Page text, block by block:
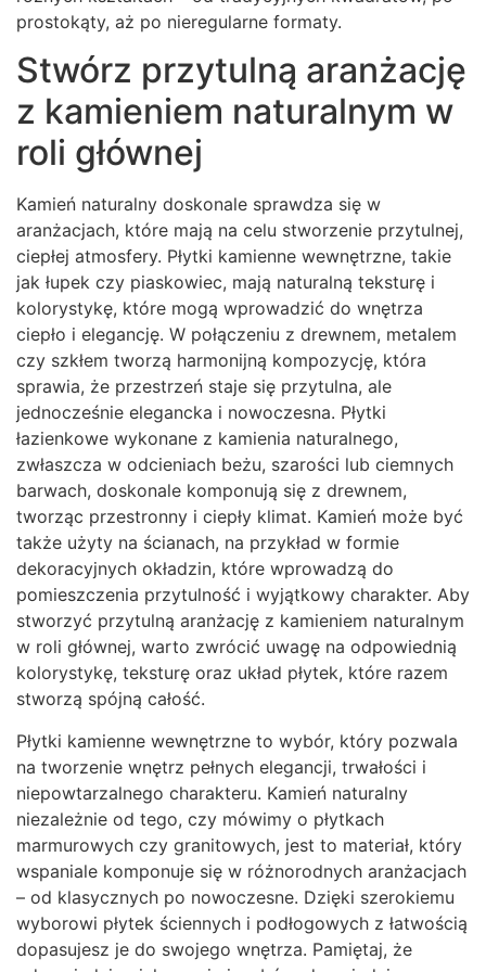
prostokąty, aż po nieregularne formaty.
Stwórz przytulną aranżację
z kamieniem naturalnym w
roli głównej
Kamień naturalny doskonale sprawdza się w
aranżacjach, które mają na celu stworzenie przytulnej,
ciepłej atmosfery. Płytki kamienne wewnętrzne, takie
jak łupek czy piaskowiec, mają naturalną teksturę i
kolorystykę, które mogą wprowadzić do wnętrza
ciepło i elegancję. W połączeniu z drewnem, metalem
czy szkłem tworzą harmonijną kompozycję, która
sprawia, że przestrzeń staje się przytulna, ale
jednocześnie elegancka i nowoczesna. Płytki
łazienkowe wykonane z kamienia naturalnego,
zwłaszcza w odcieniach beżu, szarości lub ciemnych
barwach, doskonale komponują się z drewnem,
tworząc przestronny i ciepły klimat. Kamień może być
także użyty na ścianach, na przykład w formie
dekoracyjnych okładzin, które wprowadzą do
pomieszczenia przytulność i wyjątkowy charakter. Aby
stworzyć przytulną aranżację z kamieniem naturalnym
w roli głównej, warto zwrócić uwagę na odpowiednią
kolorystykę, teksturę oraz układ płytek, które razem
stworzą spójną całość.
Płytki kamienne wewnętrzne to wybór, który pozwala
na tworzenie wnętrz pełnych elegancji, trwałości i
niepowtarzalnego charakteru. Kamień naturalny
niezależnie od tego, czy mówimy o płytkach
marmurowych czy granitowych, jest to materiał, który
wspaniale komponuje się w różnorodnych aranżacjach
– od klasycznych po nowoczesne. Dzięki szerokiemu
wyborowi płytek ściennych i podłogowych z łatwością
dopasujesz je do swojego wnętrza. Pamiętaj, że